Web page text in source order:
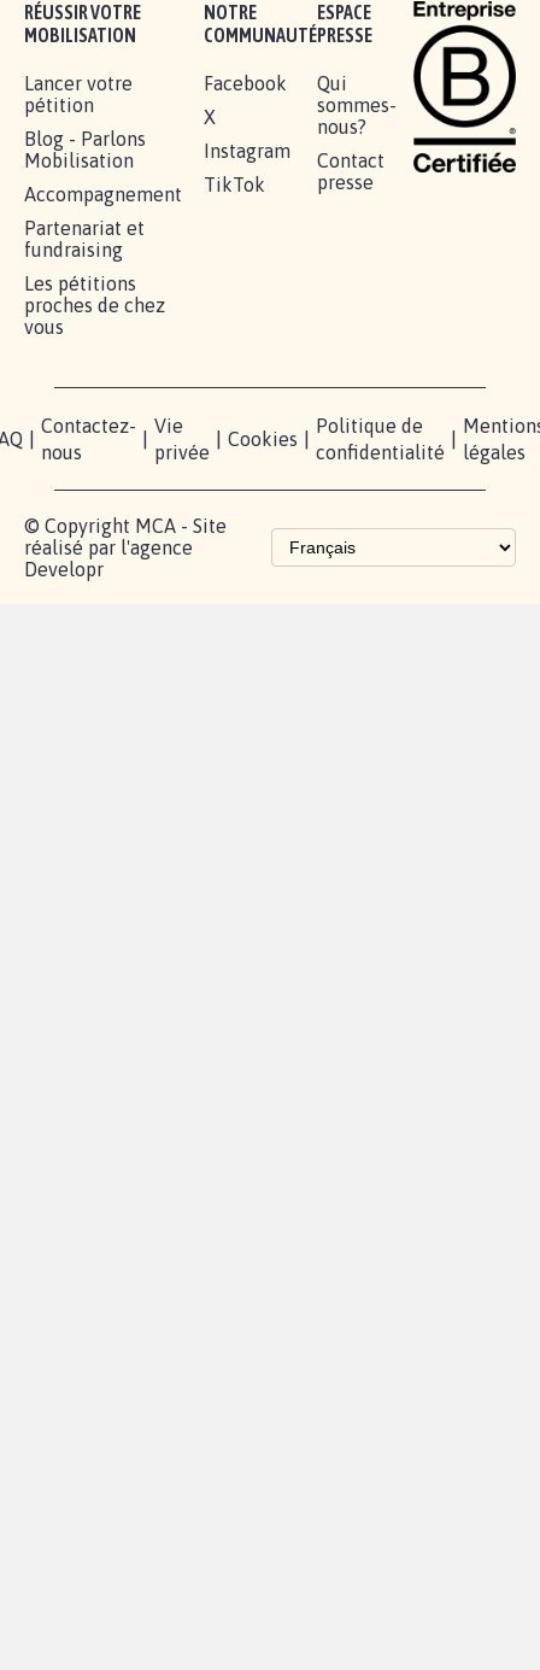
RÉUSSIR VOTRE
MOBILISATION
Lancer votre
pétition
Blog - Parlons
Mobilisation
Accompagnement
Partenariat et
fundraising
Les pétitions
proches de chez
vous
NOTRE
COMMUNAUTÉ
Facebook
X
Instagram
TikTok
ESPACE
PRESSE
Qui
sommes-
nous?
Contact
presse
Contactez-
nous
Vie
privée
Cookies
Politique de
confidentialité
légales
© Copyright MCA - Site
réalisé par l'agence
Developr